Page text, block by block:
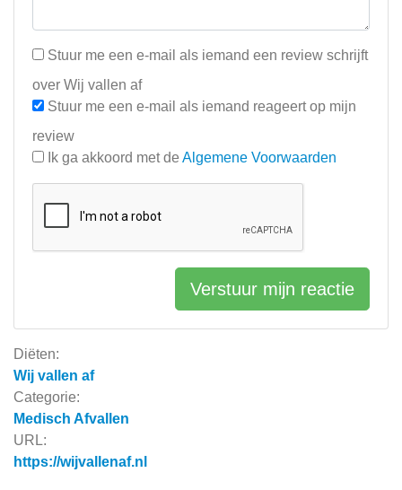
Diëten:
Wij vallen af
Categorie:
Medisch Afvallen
URL:
https://wijvallenaf.nl
Stuur me een e-mail als iemand een review schrijft
over Wij vallen af
Stuur me een e-mail als iemand reageert op mijn
review
Ik ga akkoord met de Algemene Voorwaarden
Verstuur mijn reactie